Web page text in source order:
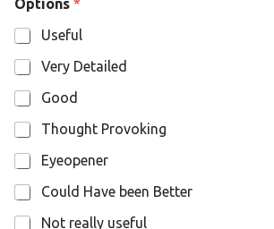
o
n
s
Options *
Useful
Very Detailed
Good
Thought Provoking
Eyeopener
Could Have been Better
Not really useful